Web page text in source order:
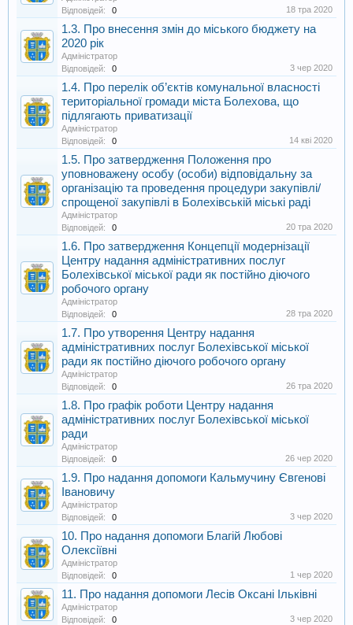
Відповідей:
0 18 тра 2020
1.3. Про внесення змін до міського бюджету на
2020 рік
Адміністратор
Відповідей:
0 3 чер 2020
1.4. Про перелік об’єктів комунальної власності
територіальної громади міста Болехова, що
підлягають приватизації
Адміністратор
Відповідей:
0 14 кві 2020
1.5. Про затвердження Положення про
уповноважену особу (особи) відповідальну за
організацію та проведення процедури закупівлі/
спрощеної закупівлі в Болехівській міські раді
Адміністратор
Відповідей:
0 20 тра 2020
1.6. Про затвердження Концепції модернізації
Центру надання адміністративних послуг
Болехівської міської ради як постійно діючого
робочого органу
Адміністратор
Відповідей:
0 28 тра 2020
1.7. Про утворення Центру надання
адміністративних послуг Болехівської міської
ради як постійно діючого робочого органу
Адміністратор
Відповідей:
0 26 тра 2020
1.8. Про графік роботи Центру надання
адміністративних послуг Болехівської міської
ради
Адміністратор
Відповідей:
0 26 чер 2020
1.9. Про надання допомоги Кальмучину Євгенові
Івановичу
Адміністратор
Відповідей:
0 3 чер 2020
10. Про надання допомоги Благій Любові
Олексіївні
Адміністратор
Відповідей:
0 1 чер 2020
11. Про надання допомоги Лесів Оксані Ільківні
Адміністратор
Відповідей:
0 3 чер 2020